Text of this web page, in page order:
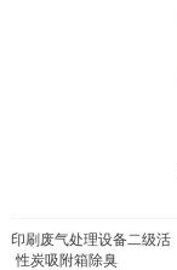
阳环保设备有限公司